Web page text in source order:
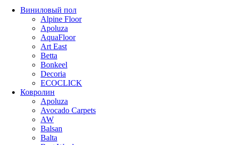
Виниловый пол
Alpine Floor
Apoluza
AquaFloor
Art East
Betta
Bonkeel
Decoria
ECOCLICK
Ковролин
Apoluza
Avocado Carpets
AW
Balsan
Balta